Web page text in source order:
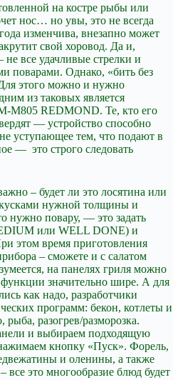
на костре рыбы или
нос… но увы, это не всегда
изменчива, внезапно может
свой хоровод. Да и,
не все удачливые стрелки и
поварами. Однако, «бить без
этого можно и нужно
из таковых является
M805 REDMOND. Те, кто его
— устройство способно
уступающее тем, что подают в
— это строго следовать
– будет ли это лосятина или
нужной толщины и
нужно повару, — это задать
или WELL DONE) и
этом время приготовления
– сможете и с салатом
на панелях гриля можно
значительно шире. А для
как надо, разработчики
программ: бекон, котлеты и
разогрев/разморозка.
и выбираем подходящую
кнопку «Пуск». Форель,
и оленины, а также
все это многообразие блюд будет